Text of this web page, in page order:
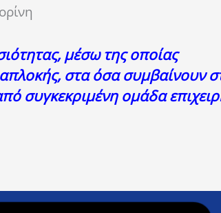
μέσω της οποίας
στα όσα συμβαίνουν
συγκεκριμένη ομάδα